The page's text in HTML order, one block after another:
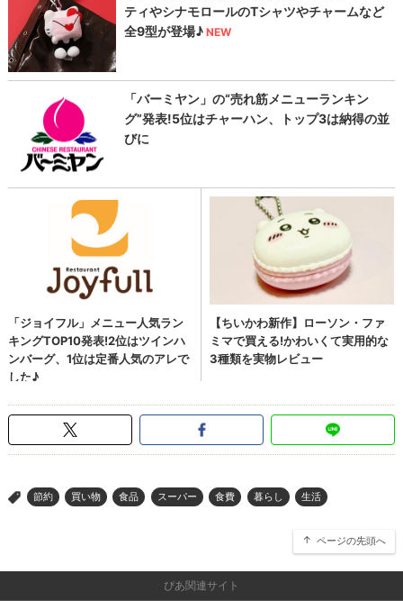
> 節約 買い物 食品 スーパー 食費 暮らし 生活
ページの先頭へ
ぴあ関連サイト